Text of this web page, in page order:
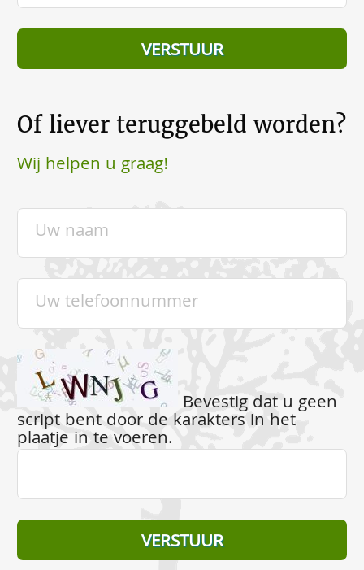
Of liever teruggebeld worden?
Wij helpen u graag!
Bevestig dat u geen
script bent door de karakters in het
plaatje in te voeren.